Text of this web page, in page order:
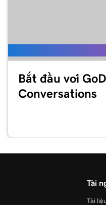
Bắt đầu với
Conversations
Tài
Tài